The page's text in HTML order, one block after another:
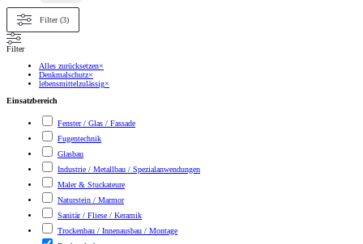
Filter (3)
Filter
Alles zurücksetzen×
Denkmalschutz×
lebensmittelzulässig×
Einsatzbereich
Fenster / Glas / Fassade
Fugentechnik
Glasbau
Industrie / Metallbau / Spezialanwendungen
Maler & Stuckateure
Naturstein / Marmor
Sanitär / Fliese / Keramik
Trockenbau / Innenausbau / Montage